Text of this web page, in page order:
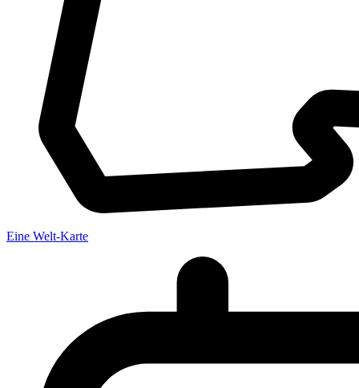
Eine Welt-Karte